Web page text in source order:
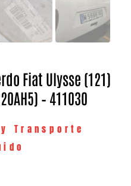
Fiat Ulysse (121)
– 411030
Transporte